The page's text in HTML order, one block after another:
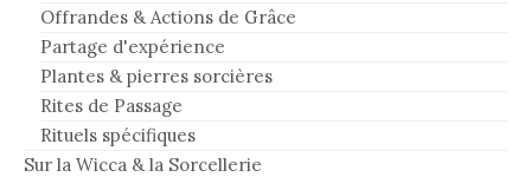
Offrandes & Actions de Grâce
Partage d'expérience
Plantes & pierres sorcières
Rites de Passage
Rituels spécifiques
Sur la Wicca & la Sorcellerie